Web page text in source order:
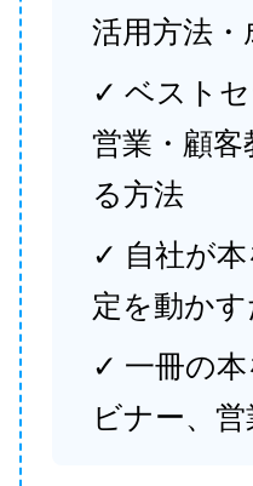
活用方法
✓ ベスト
営業・顧
る方法
✓ 自社が
定を動か
✓ 一冊の
ビナー、